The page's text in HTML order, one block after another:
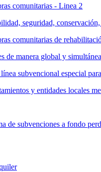
comunitarias - Linea 2
seguridad,
comunitarias de
de manera global y
subvencional especial
y entidades locales
de subvenciones a fondo